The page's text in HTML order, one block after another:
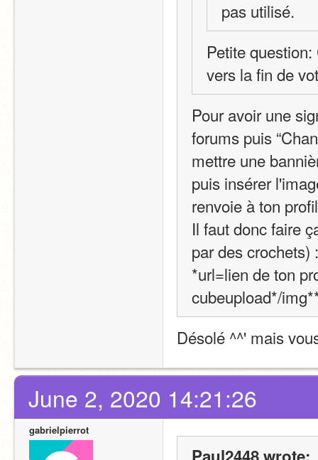
pas utilisé.
Petite
vers la fin de
Pour avoir une
forums puis
mettre une
puis insérer
renvoie à ton
Il faut donc faire
par des crochets) :
*url=lien de ton
cubeupload*/
Désolé ^^' mais
June 2, 2020 14:21:26
gabrielpierrot